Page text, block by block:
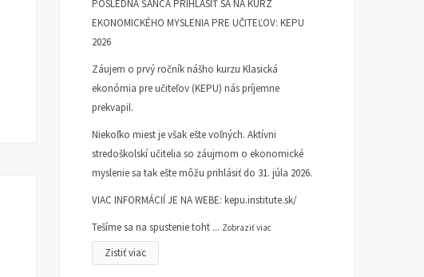
POSLEDNÁ ŠANCA PRIHLÁSIŤ SA NA KURZ
EKONOMICKÉHO MYSLENIA PRE UČITEĽOV: KEPU
2026
Záujem o prvý ročník nášho kurzu Klasická
ekonómia pre učiteľov (KEPU) nás príjemne
prekvapil.
Niekoľko miest je však ešte voľných. Aktívni
stredoškolskí učitelia so záujmom o ekonomické
myslenie sa tak ešte môžu prihlásiť do 31. júla 2026.
VIAC INFORMÁCIÍ JE NA WEBE: kepu.institute.sk/
Tešíme sa na spustenie toht ... Zobraziť viac
Zistiť viac